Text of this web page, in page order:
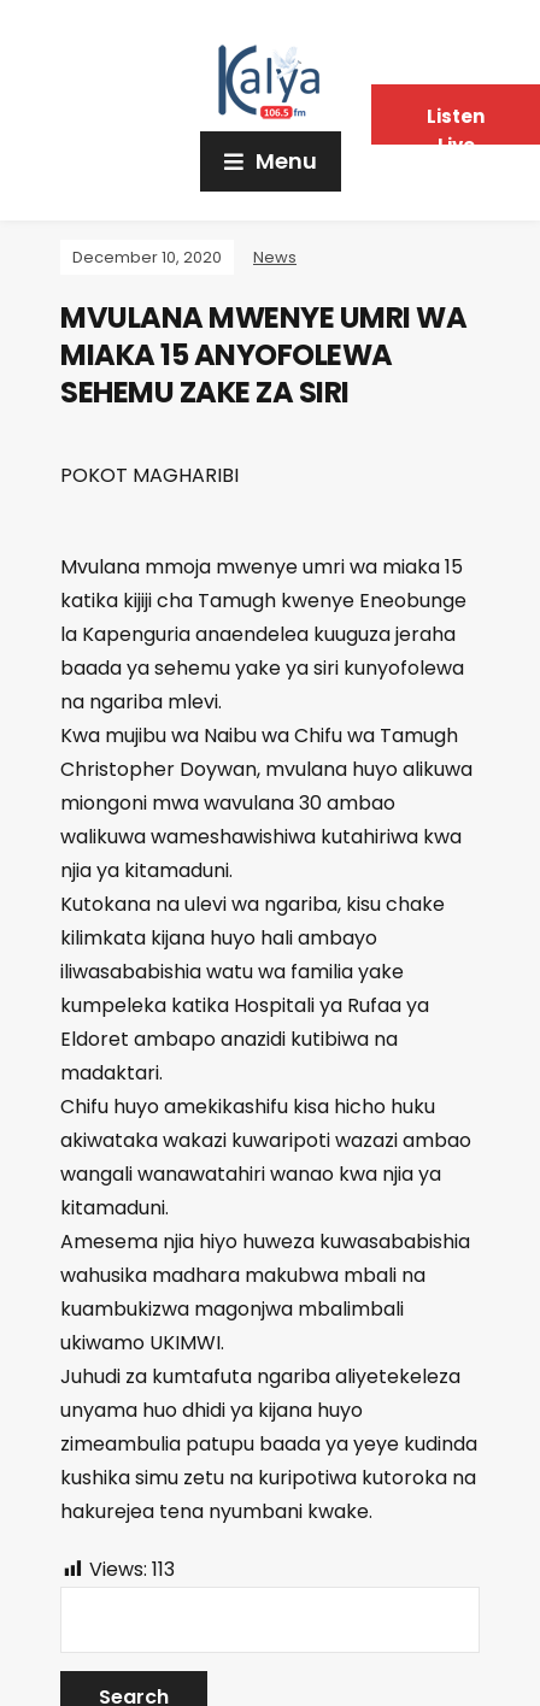
Menu
December 10, 2020 News
MVULANA MWENYE UMRI WA
MIAKA 15 ANYOFOLEWA
SEHEMU ZAKE ZA SIRI
POKOT MAGHARIBI
Mvulana mmoja mwenye umri wa miaka 15
katika kijiji cha Tamugh kwenye Eneobunge
la Kapenguria anaendelea kuuguza jeraha
baada ya sehemu yake ya siri kunyofolewa
na ngariba mlevi.
Kwa mujibu wa Naibu wa Chifu wa Tamugh
Christopher Doywan, mvulana huyo alikuwa
miongoni mwa wavulana 30 ambao
walikuwa wameshawishiwa kutahiriwa kwa
njia ya kitamaduni.
Kutokana na ulevi wa ngariba, kisu chake
kilimkata kijana huyo hali ambayo
iliwasababishia watu wa familia yake
kumpeleka katika Hospitali ya Rufaa ya
Eldoret ambapo anazidi kutibiwa na
madaktari.
Chifu huyo amekikashifu kisa hicho huku
akiwataka wakazi kuwaripoti wazazi ambao
wangali wanawatahiri wanao kwa njia ya
kitamaduni.
Amesema njia hiyo huweza kuwasababishia
wahusika madhara makubwa mbali na
kuambukizwa magonjwa mbalimbali
ukiwamo UKIMWI.
Juhudi za kumtafuta ngariba aliyetekeleza
unyama huo dhidi ya kijana huyo
zimeambulia patupu baada ya yeye kudinda
kushika simu zetu na kuripotiwa kutoroka na
hakurejea tena nyumbani kwake.
Views: 113
Listen
Live